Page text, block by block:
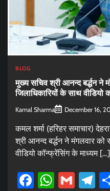
BLOG
मुख्य सचिव श्री आनन्द बर्द्धन ने
जिलाधिकारियों के साथ
Kamal Sharma December 16,
कमल शर्मा (हरिहर समाचार)
श्री आनन्द बर्द्धन ने मंगलवार
वीडियो कॉन्फ्रेंसिंग के माध्यम […]
Facebook